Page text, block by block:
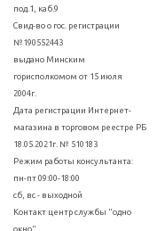
под.1, каб.9
Свид-во о гос. регистрации
№190552443
выдано Минским
горисполкомом от 15 июля
2004г.
Дата регистрации Интернет-
магазина в торговом реестре РБ
18.05.2021г. № 510183
Режим работы консультанта:
пн-пт 09:00-18:00
сб, вс - выходной
Контакт центр службы "одно
окно"